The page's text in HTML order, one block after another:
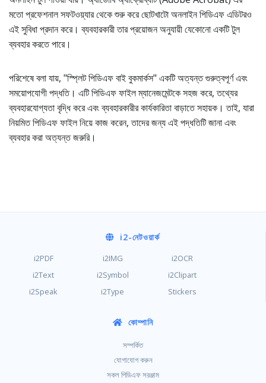
মতো প্রফেশনাল সফটওয়্যার থেকে শুরু করে ছোটখাটো অনলাইন পিডিএফ এডিটরও
এই সুবিধা প্রদান করে। ব্যবহারকারী তার প্রয়োজন অনুযায়ী যেকোনো একটি টুল
ব্যবহার করতে পারে।
পরিশেষে বলা যায়, "স্প্লিট পিডিএফ বাই বুকমার্কস" একটি অত্যন্ত গুরুত্বপূর্ণ এবং
সময়োপযোগী পদ্ধতি। এটি পিডিএফ ফাইল ম্যানেজমেন্টকে সহজ করে, তথ্যের
ব্যবহারযোগ্যতা বৃদ্ধি করে এবং ব্যবহারকারীর কার্যকারিতা বাড়াতে সহায়ক। তাই, যারা
নিয়মিত পিডিএফ ফাইল নিয়ে কাজ করেন, তাদের জন্য এই পদ্ধতিটি জানা এবং
ব্যবহার করা অত্যন্ত জরুরি।
i2-নেটওয়ার্ক
i2PDF i2IMG
i2OCR
i2Text
i2Symbol
i2Clipart
i2Speak
i2Type Stickers
কোম্পানি
সম্পর্কিত
যোগাযোগ করুন
সকল পিডিএফ সরঞ্জাম